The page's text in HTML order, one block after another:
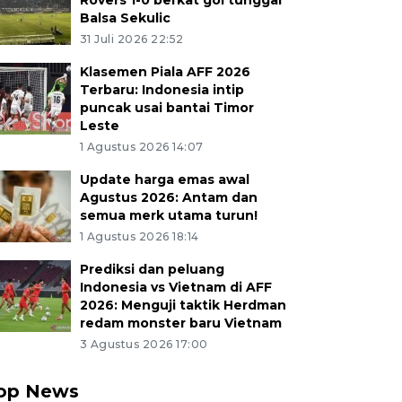
Balsa Sekulic
31 Juli 2026 22:52
Klasemen Piala AFF 2026
Terbaru: Indonesia intip
puncak usai bantai Timor
Leste
1 Agustus 2026 14:07
Update harga emas awal
Agustus 2026: Antam dan
semua merk utama turun!
1 Agustus 2026 18:14
Prediksi dan peluang
Indonesia vs Vietnam di AFF
2026: Menguji taktik Herdman
redam monster baru Vietnam
3 Agustus 2026 17:00
News